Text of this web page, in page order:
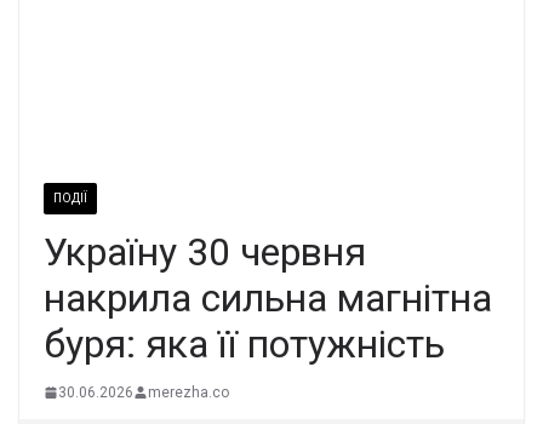
ПОДІЇ
Україну 30 червня
накрила сильна магнітна
буря: яка її потужність
30.06.2026 merezha.co